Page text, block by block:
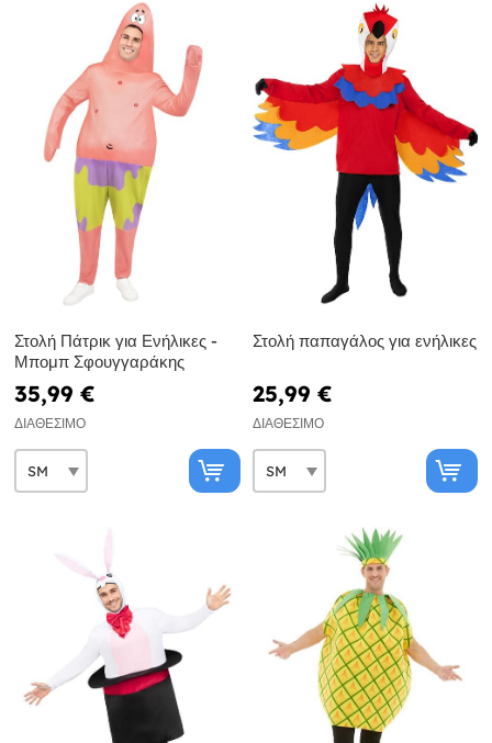
Στολή Πάτρικ για Ενήλικες -
Μπομπ Σφουγγαράκης
35,99 €
ΔΙΑΘΈΣΙΜΟ
Στολή παπαγάλος για ενήλικες
25,99 €
ΔΙΑΘΈΣΙΜΟ